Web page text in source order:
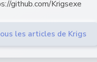
github.com/Krigsexe
les articles de Krigs